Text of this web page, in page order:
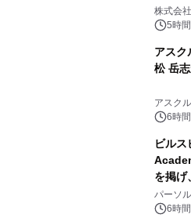
比較―
かる実
株式会
5時
アスク
松 岳
アスク
6時
ビルス
を掲げ
パーソ
6時